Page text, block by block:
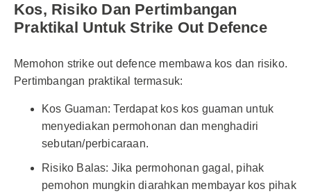
Kos, Risiko Dan Pertimbangan
Praktikal Untuk Strike Out Defence
Memohon strike out defence membawa kos dan risiko.
Pertimbangan praktikal termasuk:
Kos Guaman: Terdapat kos kos guaman untuk
menyediakan permohonan dan menghadiri
sebutan/perbicaraan.
Risiko Balas: Jika permohonan gagal, pihak
pemohon mungkin diarahkan membayar kos pihak